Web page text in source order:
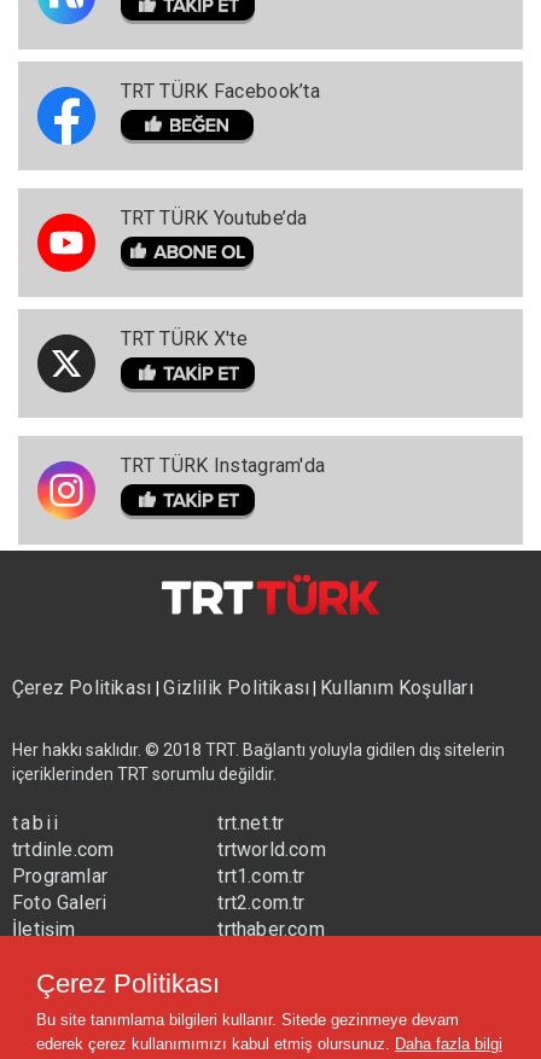
TRT TÜRK Facebook’ta
TRT TÜRK Youtube’da
TRT TÜRK X'te
TRT TÜRK Instagram'da
Çerez Politikası|Gizlilik Politikası| Kullanım Koşulları
Her hakkı saklıdır. © 2018 TRT. Bağlantı yoluyla gidilen dış sitelerin
içeriklerinden TRT sorumlu değildir.
tabii
trtdinle.com
Programlar
Foto Galeri
İletişim
trt.net.tr
trtworld.com
trt1.com.tr
trt2.com.tr
trthaber.com
trtavaz.com.tr
trtmuzik.net.tr
Çerez Politikası
Bu site tanımlama bilgileri kullanır. Sitede gezinmeye devam
ederek çerez kullanımımızı kabul etmiş olursunuz. Daha fazla bilgi